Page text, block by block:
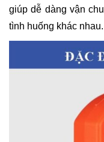
giúp dễ dàng vận
tình huống khác nhau.